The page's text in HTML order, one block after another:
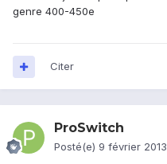
genre 400-450e
Citer
ProSwitch
Posté(e) 9 février 2013